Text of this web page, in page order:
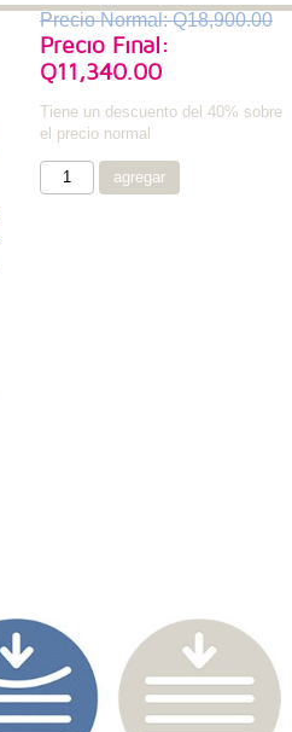
Precio Normal: Q18,900.00
Precio Final:
Q11,340.00
Tiene un descuento del 40% sobre
el precio normal